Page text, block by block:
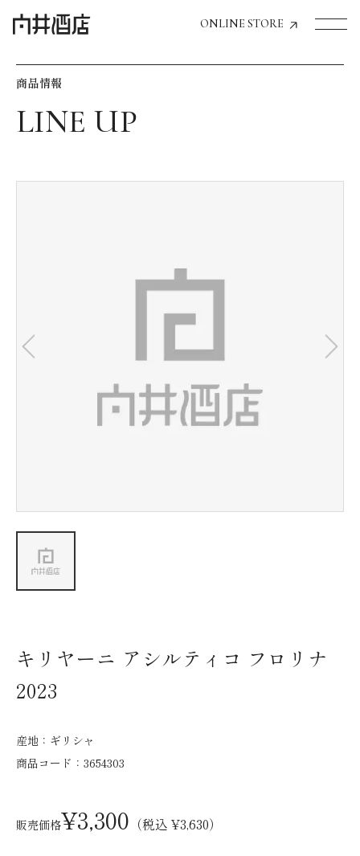
ONLINE STORE
飲食店経営のお客様
お気に入り機能の活用方法
会社情報
商品情報
キリヤーニ アシルティコ フロリナ
2023
産地： ギリシャ
商品コード： 3654303
販売価格¥3,300 （税込 ¥3,630）